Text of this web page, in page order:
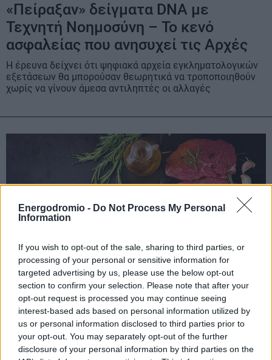
Energodromio - Do Not Process My Personal
Information
If you wish to opt-out of the sale, sharing to third parties, or
processing of your personal or sensitive information for
targeted advertising by us, please use the below opt-out
section to confirm your selection. Please note that after your
opt-out request is processed you may continue seeing
interest-based ads based on personal information utilized by
us or personal information disclosed to third parties prior to
your opt-out. You may separately opt-out of the further
disclosure of your personal information by third parties on the
«Πείραξαν» δείγματα DNA με
Τεχνητή Νοημοσύνη – Το κενό
ασφαλείας που ανησυχεί τις Αρχές
Η έρευνα δείχνει ότι ψηφιακά αρχεία εγκληματολογικών
εξετάσεων θα μπορούσαν θεωρητικά να τροποποιηθούν
χωρίς να γίνουν άμεσα αντιληπτές οι αλλαγές
Λιγότερη πρωτεΐνη για καλύτερη γήρανση; Νέα
μελέτη αμφισβητεί το trend του
«proteinmaxxing»